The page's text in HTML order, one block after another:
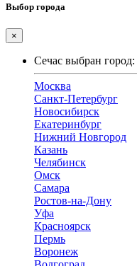
Выбор города
×
Сечас выбран город:
Москва
Санкт-Петербург
Новосибирск
Екатеринбург
Нижний Новгород
Казань
Челябинск
Омск
Самара
Ростов-на-Дону
Уфа
Красноярск
Пермь
Воронеж